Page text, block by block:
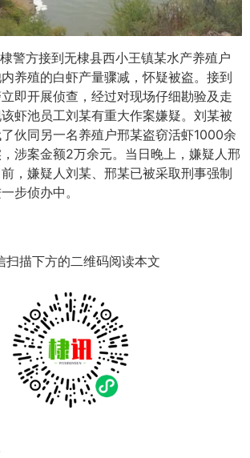
警方接到无棣县西小王镇某水产养殖户
养殖的白虾产量骤减，怀疑被盗。接到
即开展侦查，经过对现场仔细勘验及走
虾池员工刘某有重大作案嫌疑。刘某被
伙同另一名养殖户邢某盗窃活虾1000余
涉案金额2万余元。当日晚上，嫌疑人邢
，嫌疑人刘某、邢某已被采取刑事强制
步侦办中。
扫描下方的二维码阅读本文